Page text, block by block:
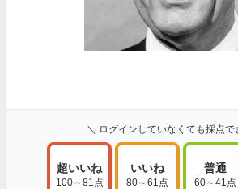
＼ ログインしていなくても採点で
超いいね
100～81点
いいね
80～61点
普通
60～41点